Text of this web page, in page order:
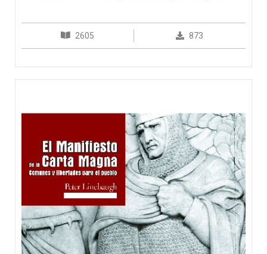
2605 873